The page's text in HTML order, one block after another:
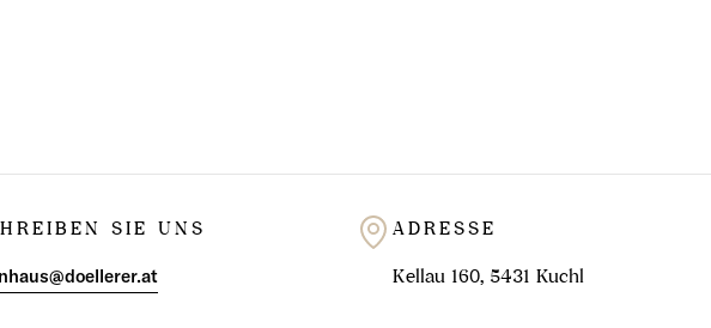
SIE UNS
ADRESSE
Kellau 160, 5431 Kuchl